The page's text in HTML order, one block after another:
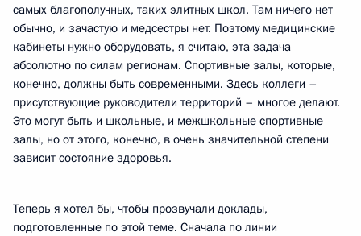
самых благополучных, таких элитных школ. Там ничего нет
обычно, и зачастую и медсестры нет. Поэтому медицинские
кабинеты нужно оборудовать, я считаю, эта задача
абсолютно по силам регионам. Спортивные залы, которые,
конечно, должны быть современными. Здесь коллеги –
присутствующие руководители территорий – многое делают.
Это могут быть и школьные, и межшкольные спортивные
залы, но от этого, конечно, в очень значительной степени
зависит состояние здоровья.
Теперь я хотел бы, чтобы прозвучали доклады,
подготовленные по этой теме. Сначала по линии